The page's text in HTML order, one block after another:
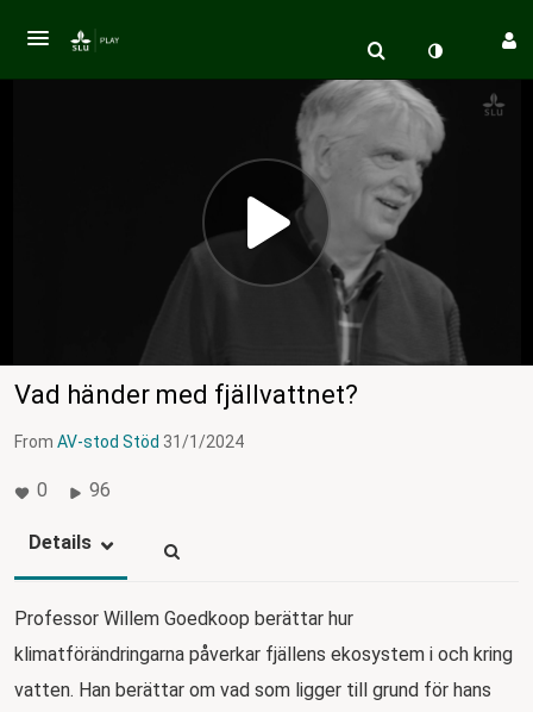
Vad händer med fjällvattnet?
From AV-stod Stöd 31/1/2024
0 96
Details
Professor Willem Goedkoop berättar hur
klimatförändringarna påverkar fjällens ekosystem i och kring
vatten. Han berättar om vad som ligger till grund för hans